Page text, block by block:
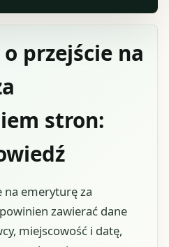
przejście na
stron:
na emeryturę za
zawierać dane
miejscowość i datę,